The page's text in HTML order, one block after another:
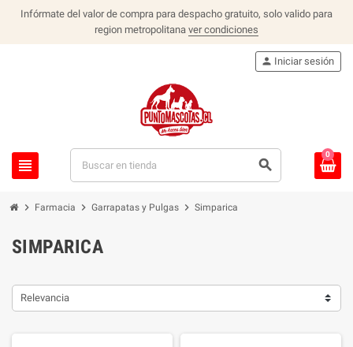
Infórmate del valor de compra para despacho gratuito, solo valido para
region metropolitana ver condiciones
view_headline search
person Iniciar sesión
0
chevron_right Farmacia chevron_right Garrapatas y Pulgas chevron_right Simparica
SIMPARICA
Relevancia